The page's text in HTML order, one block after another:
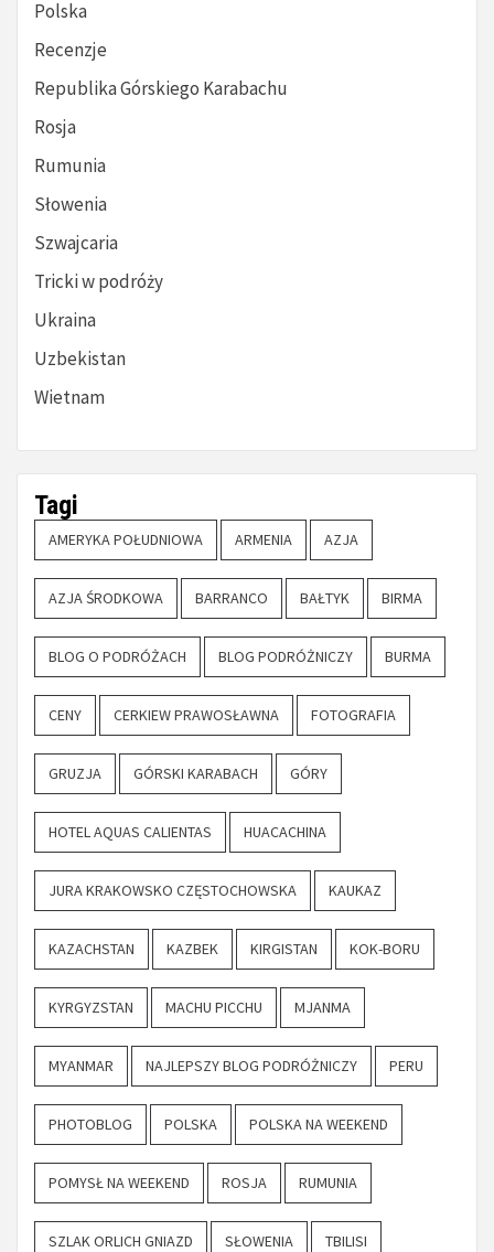
Polska
Recenzje
Republika Górskiego Karabachu
Rosja
Rumunia
Słowenia
Szwajcaria
Tricki w podróży
Ukraina
Uzbekistan
Wietnam
Tagi
AMERYKA POŁUDNIOWA ARMENIA AZJA
AZJA ŚRODKOWA BARRANCO BAŁTYK BIRMA
BLOG O PODRÓŻACH BLOG PODRÓŻNICZY BURMA
CENY CERKIEW PRAWOSŁAWNA FOTOGRAFIA
GRUZJA GÓRSKI KARABACH GÓRY
HOTEL AQUAS CALIENTAS HUACACHINA
JURA KRAKOWSKO CZĘSTOCHOWSKA KAUKAZ
KAZACHSTAN KAZBEK KIRGISTAN KOK-BORU
KYRGYZSTAN MACHU PICCHU MJANMA
MYANMAR NAJLEPSZY BLOG PODRÓŻNICZY PERU
PHOTOBLOG POLSKA POLSKA NA WEEKEND
POMYSŁ NA WEEKEND ROSJA RUMUNIA
SZLAK ORLICH GNIAZD SŁOWENIA TBILISI